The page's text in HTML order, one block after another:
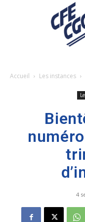
Accueil Les instances
4